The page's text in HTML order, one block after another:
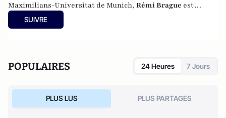
Maximilians-Universitat de Munich, Rémi Brague est
l'auteur de nombreux essais dont Europe, la voie romaine
(1992), la Sagesse du monde (1999), La Loi de Dieu (2005), Au
SUIVRE
POPULAIRES 24 Heures 7 Jours
PLUS LUS PLUS PARTAGES